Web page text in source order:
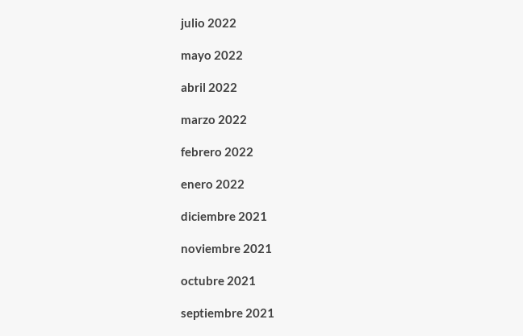
julio 2022
mayo 2022
abril 2022
marzo 2022
febrero 2022
enero 2022
diciembre 2021
noviembre 2021
octubre 2021
septiembre 2021